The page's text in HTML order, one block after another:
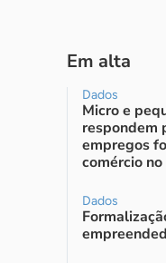
Em alta
Dados
Micro e
respondem
empregos
comércio
Dados